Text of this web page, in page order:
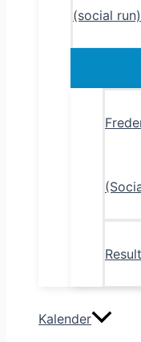
(social run)
Kalender